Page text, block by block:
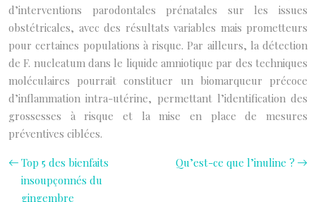
d’interventions parodontales prénatales sur les issues
obstétricales, avec des résultats variables mais prometteurs
pour certaines populations à risque. Par ailleurs, la détection
de F. nucleatum dans le liquide amniotique par des techniques
moléculaires pourrait constituer un biomarqueur précoce
d’inflammation intra-utérine, permettant l’identification des
grossesses à risque et la mise en place de mesures
préventives ciblées.
Top 5 des bienfaits
insoupçonnés du
gingembre
Qu’est-ce que l’inuline ?